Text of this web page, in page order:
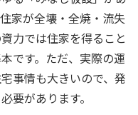
家が全壊・全焼・流失
力では住家を得ること
です。ただ、実際の運
事情も大きいので、発
要があります。